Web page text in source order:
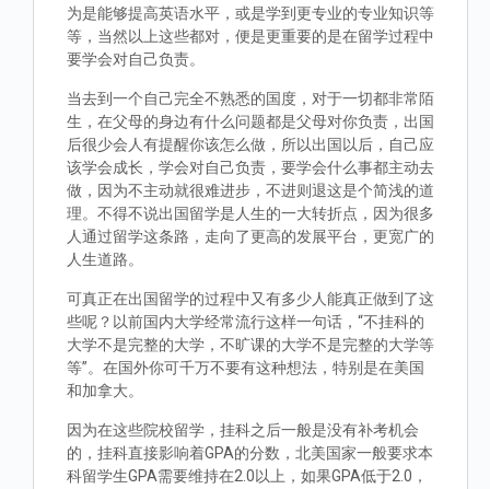
为是能够提高英语水平，或是学到更专业的专业知识等
等，当然以上这些都对，便是更重要的是在留学过程中
要学会对自己负责。
当去到一个自己完全不熟悉的国度，对于一切都非常陌
生，在父母的身边有什么问题都是父母对你负责，出国
后很少会人有提醒你该怎么做，所以出国以后，自己应
该学会成长，学会对自己负责，要学会什么事都主动去
做，因为不主动就很难进步，不进则退这是个简浅的道
理。不得不说出国留学是人生的一大转折点，因为很多
人通过留学这条路，走向了更高的发展平台，更宽广的
人生道路。
可真正在出国留学的过程中又有多少人能真正做到了这
些呢？以前国内大学经常流行这样一句话，“不挂科的
大学不是完整的大学，不旷课的大学不是完整的大学等
等”。在国外你可千万不要有这种想法，特别是在美国
和加拿大。
因为在这些院校留学，挂科之后一般是没有补考机会
的，挂科直接影响着GPA的分数，北美国家一般要求本
科留学生GPA需要维持在2.0以上，如果GPA低于2.0，